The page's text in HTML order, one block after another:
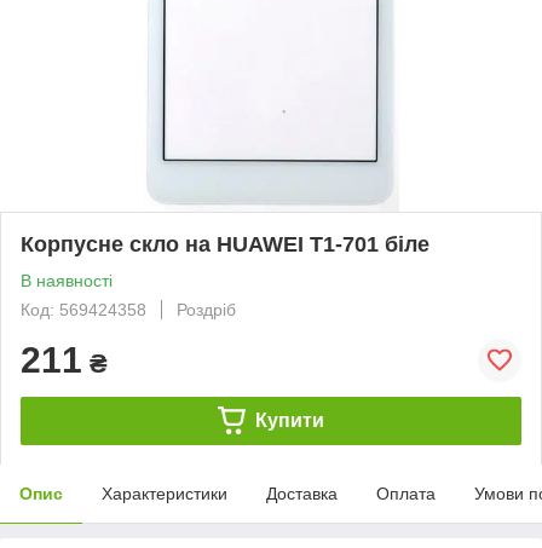
Корпусне скло на HUAWEI T1-701 біле
В наявності
Код: 569424358
Роздріб
211 ₴
Купити
Опис Характеристики Доставка Оплата Умови